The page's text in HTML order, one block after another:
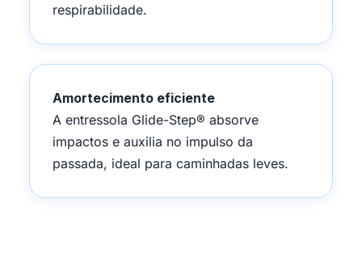
respirabilidade.
Amortecimento eficiente
A entressola Glide-Step® absorve
impactos e auxilia no impulso da
passada, ideal para caminhadas leves.